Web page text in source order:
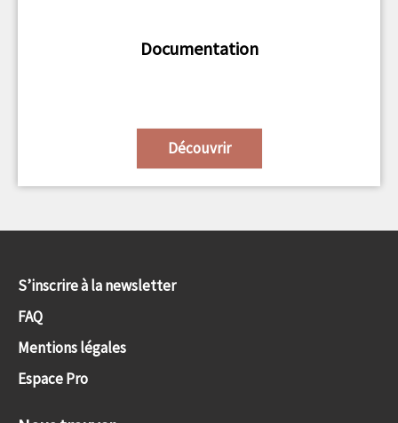
Documentation
Découvrir
S’inscrire à la newsletter
FAQ
Mentions légales
Espace Pro